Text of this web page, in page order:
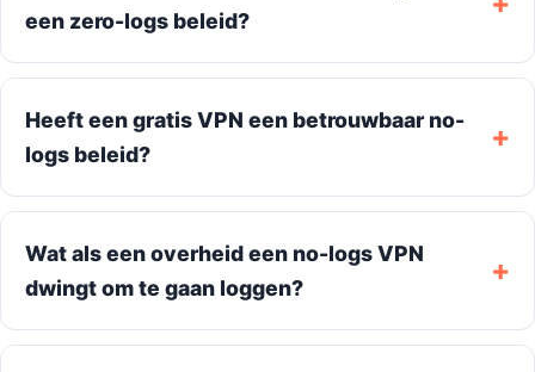
een zero-logs beleid?
Heeft een gratis VPN een betrouwbaar no-
logs beleid?
Wat als een overheid een no-logs VPN
dwingt om te gaan loggen?